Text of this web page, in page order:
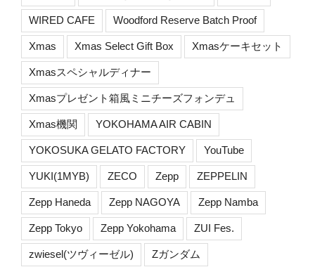
WIRED CAFE Woodford Reserve Batch Proof
Xmas Xmas Select Gift Box Xmasケーキセット
Xmasスペシャルディナー
Xmasプレゼント箱風ミニチーズフォンデュ
Xmas機関 YOKOHAMA AIR CABIN
YOKOSUKA GELATO FACTORY YouTube
YUKI(1MYB) ZECO Zepp ZEPPELIN
Zepp Haneda Zepp NAGOYA Zepp Namba
Zepp Tokyo Zepp Yokohama ZUI Fes.
zwiesel(ツヴィーゼル) Zガンダム